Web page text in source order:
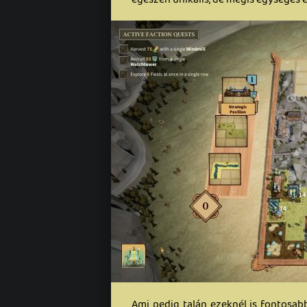
Ami pedig talán ezeknél is